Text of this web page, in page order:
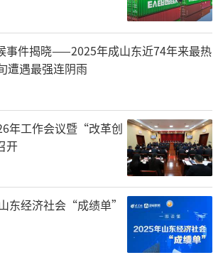
略，打造国际海洋合作新样板
贯彻落实国家海洋强国建设战略
量发展主题，全面展示山东在
洋产业、海洋生态、对外合作等
越成就，生动诠释山东始终坚持
海图强，努力打造现代海洋经济
事件揭晓——2025年成山东近74年来最热
遭遇最强连阴雨
年工作会议暨“改革创
开
东经济社会“成绩单”